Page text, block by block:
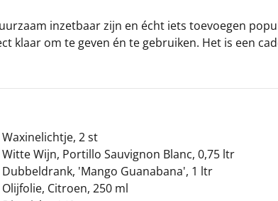
inzetbaar zijn en écht iets toevoegen
klaar om te geven én te gebruiken. Het is een
Waxinelichtje, 2 st
Witte Wijn, Portillo Sauvignon Blanc, 0,75 ltr
Dubbeldrank, 'Mango Guanabana', 1 ltr
Olijfolie, Citroen, 250 ml